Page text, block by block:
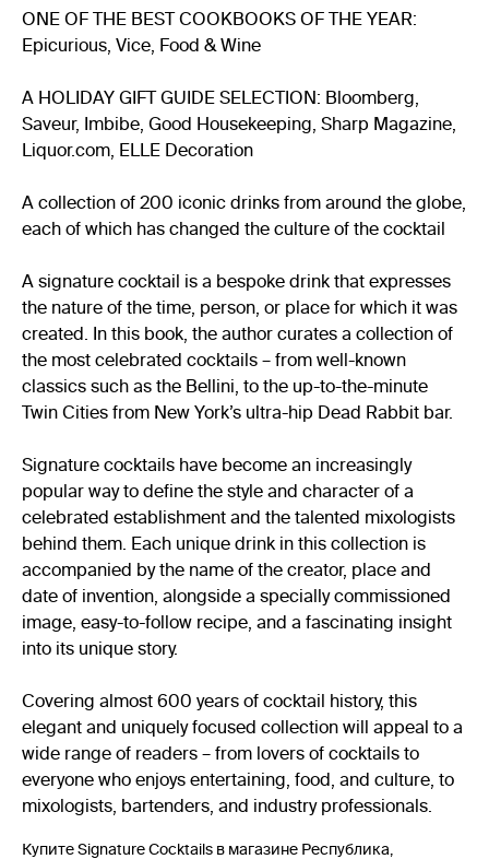
ONE OF THE BEST COOKBOOKS OF THE YEAR:
Epicurious, Vice, Food & Wine
A HOLIDAY GIFT GUIDE SELECTION: Bloomberg,
Saveur, Imbibe, Good Housekeeping, Sharp Magazine,
Liquor.com, ELLE Decoration
A collection of 200 iconic drinks from around the globe,
each of which has changed the culture of the cocktail
A signature cocktail is a bespoke drink that expresses
the nature of the time, person, or place for which it was
created. In this book, the author curates a collection of
the most celebrated cocktails – from well-known
classics such as the Bellini, to the up-to-the-minute
Twin Cities from New York’s ultra-hip Dead Rabbit bar.
Signature cocktails have become an increasingly
popular way to define the style and character of a
celebrated establishment and the talented mixologists
behind them. Each unique drink in this collection is
accompanied by the name of the creator, place and
date of invention, alongside a specially commissioned
image, easy-to-follow recipe, and a fascinating insight
into its unique story.
Covering almost 600 years of cocktail history, this
elegant and uniquely focused collection will appeal to a
wide range of readers – from lovers of cocktails to
everyone who enjoys entertaining, food, and culture, to
mixologists, bartenders, and industry professionals.
Купите Signature Cocktails в магазине Республика,